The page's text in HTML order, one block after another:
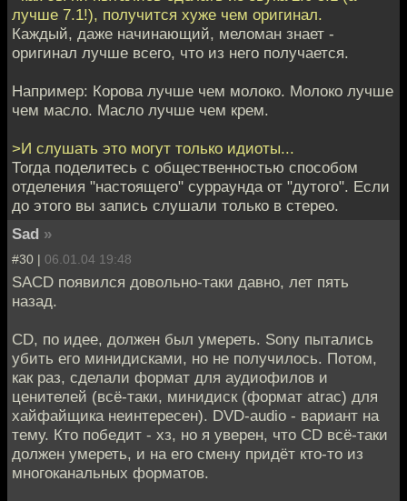
лучше 7.1!), получится хуже чем оригинал.
Каждый, даже начинающий, меломан знает -
оригинал лучше всего, что из него получается.
Например: Корова лучше чем молоко. Молоко лучше
чем масло. Масло лучше чем крем.
>И слушать это могут только идиоты...
Тогда поделитесь с общественностью способом
отделения "настоящего" сурраунда от "дутого". Если
до этого вы запись слушали только в стерео.
Sad »
#30 | 06.01.04 19:48
SACD появился довольно-таки давно, лет пять
назад.
CD, по идее, должен был умереть. Sony пытались
убить его минидисками, но не получилось. Потом,
как раз, сделали формат для аудиофилов и
ценителей (всё-таки, минидиск (формат atrac) для
хайфайщика неинтересен). DVD-audio - вариант на
тему. Кто победит - хз, но я уверен, что CD всё-таки
должен умереть, и на его смену придёт кто-то из
многоканальных форматов.